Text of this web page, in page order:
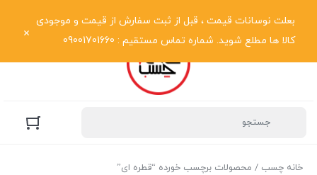
بعلت نوسانات قیمت ، قبل از ثبت سفارش از قیمت و موجودی
کالا ها مطلع شوید. شماره تماس مستقیم : 09001701660
خانه چسب / محصولات برچسب خورده “قطره ای”